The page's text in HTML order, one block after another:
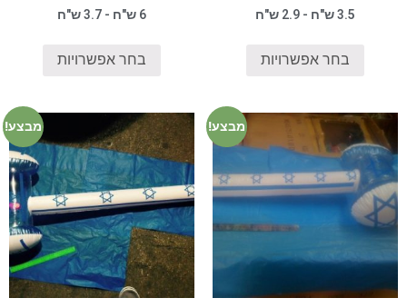
3.5 ש"ח - 2.9 ש"ח
בחר אפשרויות
6 ש"ח - 3.7 ש"ח
בחר אפשרויות
מבצע! מבצע!